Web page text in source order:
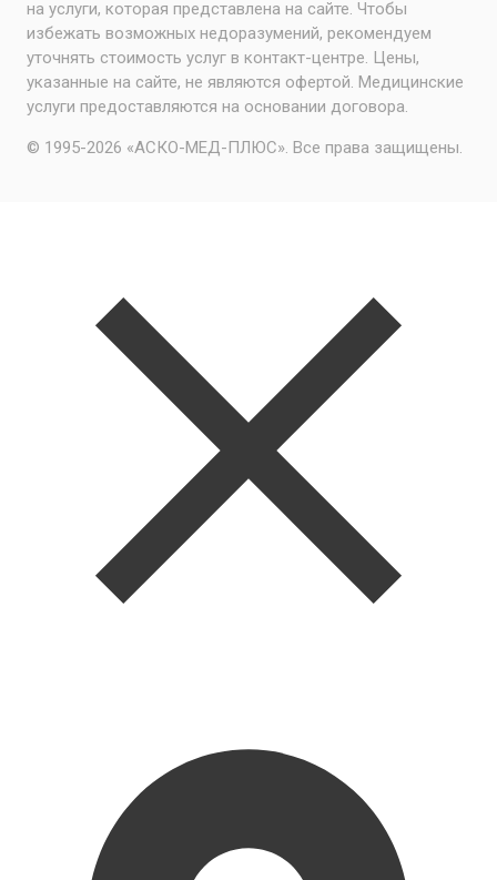
на услуги, которая представлена на сайте. Чтобы
избежать возможных недоразумений, рекомендуем
уточнять стоимость услуг в контакт-центре. Цены,
указанные на сайте, не являются офертой. Медицинские
услуги предоставляются на основании договора.
© 1995-2026 «АСКО-МЕД-ПЛЮС». Все права защищены.